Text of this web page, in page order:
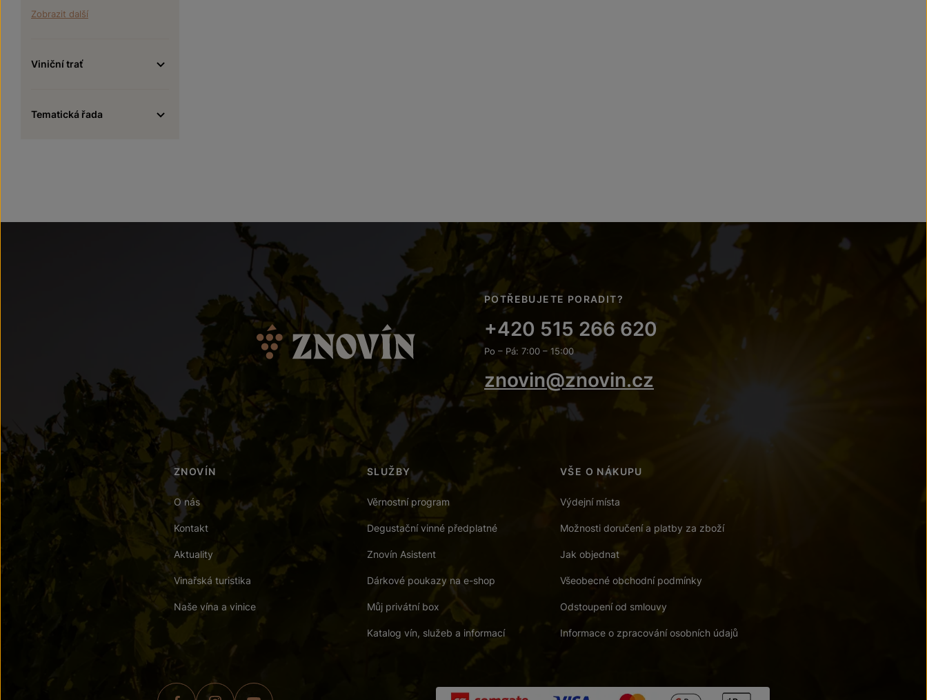
Zobrazit další
Viniční trať
Tematická řada
POTŘEBUJETE PORADIT?
+420 515 266 620
Po – Pá: 7:00 – 15:00
znovin@znovin.cz
ZNOVÍN
O nás
Kontakt
Aktuality
Vinařská turistika
Naše vína a vinice
SLUŽBY
Věrnostní program
Degustační vinné předplatné
Znovín Asistent
Dárkové poukazy na e-shop
Můj privátní box
Katalog vín, služeb a informací
VŠE O NÁKUPU
Výdejní místa
Možnosti doručení a platby za zboží
Jak objednat
Všeobecné obchodní podmínky
Odstoupení od smlouvy
Informace o zpracování osobních údajů